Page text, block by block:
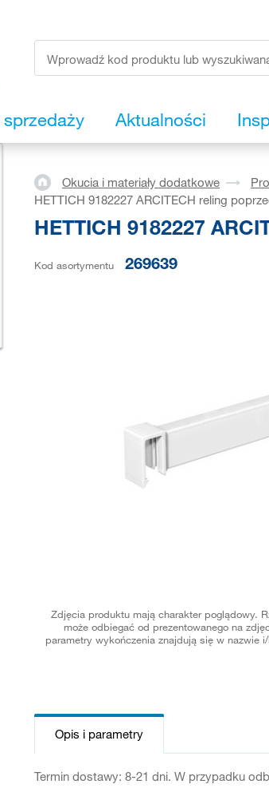
sprzedaży Aktualności
Okucia i materiały dodatkowe
HETTICH 9182227 ARCITECH reling
HETTICH 9182227
Kod asortymentu 269639
Zdjęcia produktu mają charakter poglądowy.
może odbiegać od prezentowanego na
parametry wykończenia znajdują się w nazwie
Opis i parametry
Termin dostawy: 8-21 dni. W przypadku